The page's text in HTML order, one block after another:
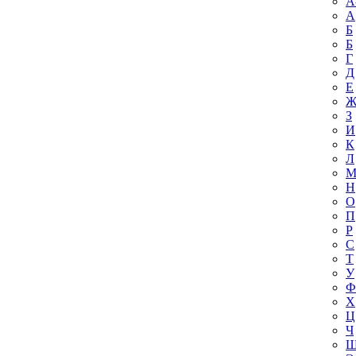
А
Б
Б
Г
Д
Е
Ж
З
И
К
Л
М
Н
О
П
Р
С
Т
У
Ф
Х
Ц
Ч